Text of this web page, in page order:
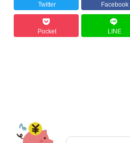
Twitter Facebook
Pocket LINE